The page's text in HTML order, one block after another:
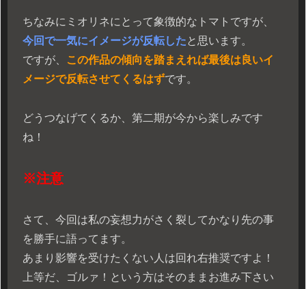
ちなみにミオリネにとって象徴的なトマトですが、
今回で一気にイメージが反転した と思います。
ですが、
この作品の傾向を踏まえれば最後は良いイ
メージで反転させてくるはずです。
どうつなげてくるか、第二期が今から楽しみです
ね！
※注意
さて、今回は私の妄想力がさく裂してかなり先の事
を勝手に語ってます。
あまり影響を受けたくない人は回れ右推奨ですよ！
上等だ、ゴルァ！という方はそのままお進み下さい